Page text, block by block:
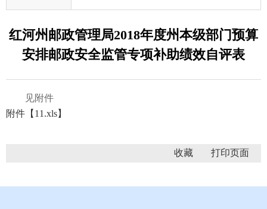
红河州邮政管理局2018年度州本级部门预算
安排邮政安全监管专项补助绩效自评表
见附件
附件【 11.xls】
收藏